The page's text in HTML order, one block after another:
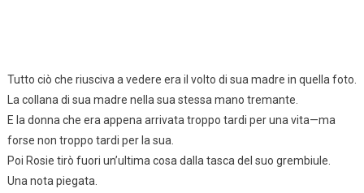
Tutto ciò che riusciva a vedere era il volto di sua madre in quella foto.
La collana di sua madre nella sua stessa mano tremante.
E la donna che era appena arrivata troppo tardi per una vita—ma
forse non troppo tardi per la sua.
Poi Rosie tirò fuori un’ultima cosa dalla tasca del suo grembiule.
Una nota piegata.